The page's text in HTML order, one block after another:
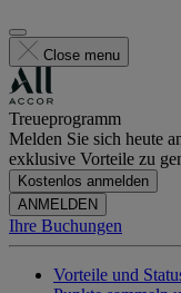
Close menu
Treueprogramm
Melden Sie sich heute
exklusive Vorteile zu
Kostenlos anmelden
ANMELDEN
Ihre Buchungen
Vorteile und